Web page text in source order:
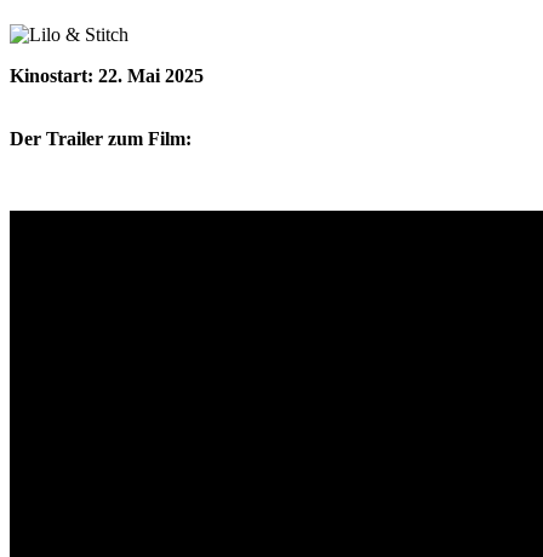
Kinostart: 22. Mai 2025
Der Trailer zum Film: